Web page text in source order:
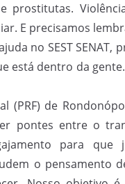
prostitutas.
E precisamos
no SEST SENAT,
está dentro da
(PRF) de
pontes entre o
para que
o pensamento